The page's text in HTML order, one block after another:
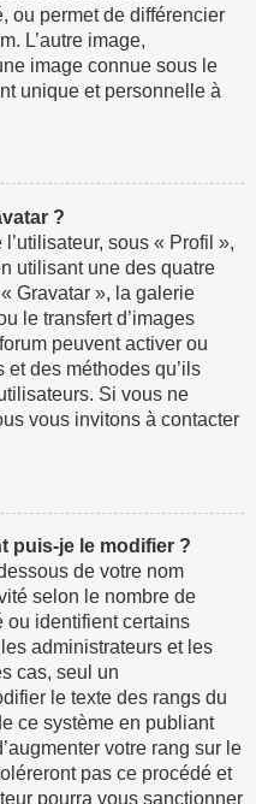
ou permet de différencier
L’autre image,
image connue sous le
unique et personnelle à
?
sous « Profil »,
utilisant une des quatre
Gravatar », la galerie
le transfert d’images
peuvent activer ou
des méthodes qu’ils
Si vous ne
vous invitons à contacter
puis-je le modifier ?
de votre nom
selon le nombre de
ou identifient certains
administrateurs et les
cas, seul un
le texte des rangs du
ce système en publiant
votre rang sur le
pas ce procédé et
pourra vous sanctionner